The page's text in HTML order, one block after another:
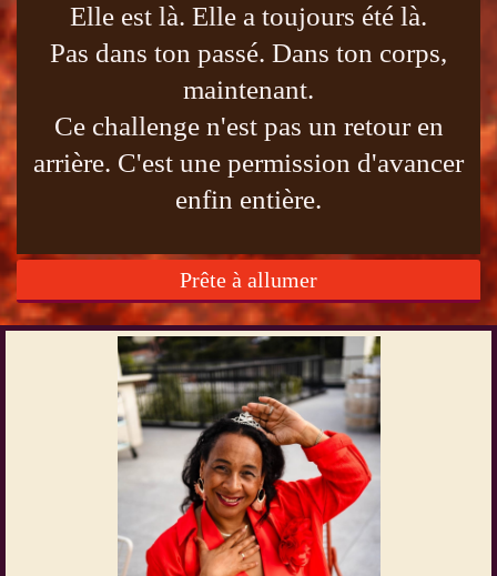
Elle est là. Elle a toujours été là.
Pas dans ton passé. Dans ton corps,
maintenant.
Ce challenge n'est pas un retour en
arrière. C'est une permission d'avancer
enfin entière.
Prête à allumer